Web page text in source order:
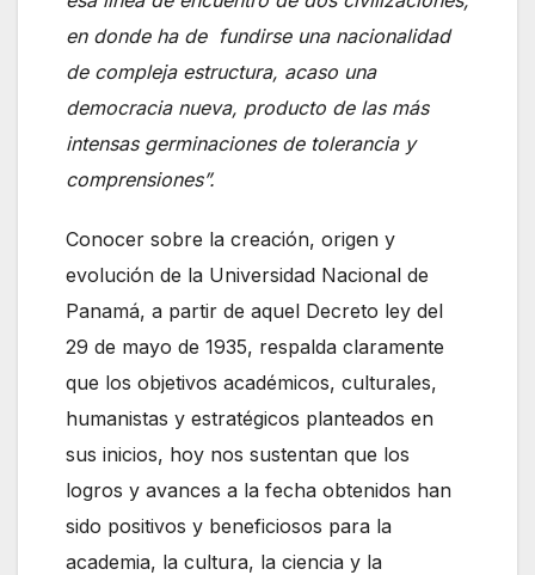
en donde ha de fundirse una nacionalidad
de compleja estructura, acaso una
democracia nueva, producto de las más
intensas germinaciones de tolerancia y
comprensiones”.
Conocer sobre la creación, origen y
evolución de la Universidad Nacional de
Panamá, a partir de aquel Decreto ley del
29 de mayo de 1935, respalda claramente
que los objetivos académicos, culturales,
humanistas y estratégicos planteados en
sus inicios, hoy nos sustentan que los
logros y avances a la fecha obtenidos han
sido positivos y beneficiosos para la
academia, la cultura, la ciencia y la